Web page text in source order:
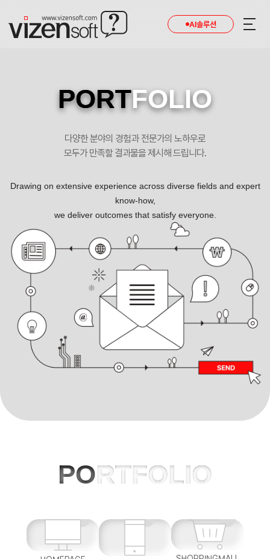
AI솔루션
삼성뉴방외과 HI 포트폴리오
PORTFOLIO
다양한 분야의 경험과 전문가의 노하우로
모두가 만족할 결과물을 제시해 드립니다.
Drawing on extensive experience across diverse fields and expert
know-how,
we deliver outcomes that satisfy everyone.
PORTFOLIO